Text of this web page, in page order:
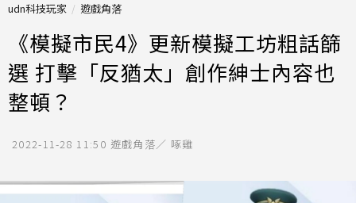
udn科技玩家 遊戲角落
《模擬市民4》更新模擬工坊粗話篩
選 打擊「反猶太」創作紳士內容也
整頓？
2022-11-28 11:50 遊戲角落／ 啄雞